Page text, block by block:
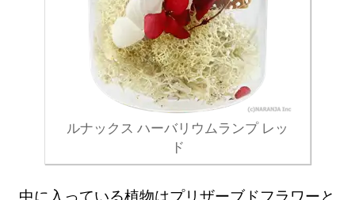
ルナックス ハーバリウムランプ レッ
ド
中に入っている植物はプリザーブドフラワーと